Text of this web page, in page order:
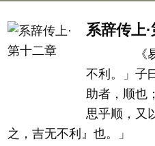
系辞传上
《易》
不利。」子
助者，顺也
思乎顺，又
之，吉无不利』也。」